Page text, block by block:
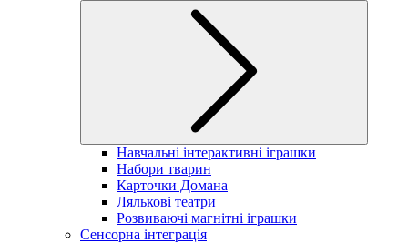
Навчальні інтерактивні іграшки
Набори тварин
Карточки Домана
Лялькові театри
Розвиваючі магнітні іграшки
Сенсорна інтеграція